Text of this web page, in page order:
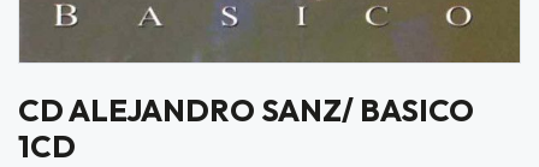
CD ALEJANDRO SANZ/ BASICO
1CD